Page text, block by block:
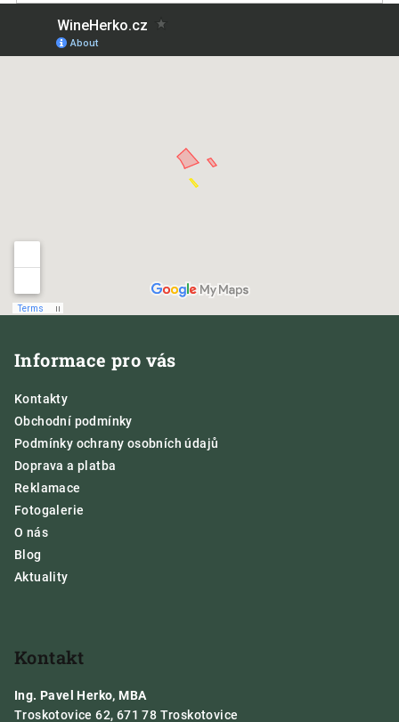
Z
Informace pro vás
Kontakty
Obchodní podmínky
Podmínky ochrany osobních údajů
Doprava a platba
Reklamace
Fotogalerie
O nás
Blog
Aktuality
Kontakt
Ing. Pavel Herko, MBA
Troskotovice 62, 671 78 Troskotovice